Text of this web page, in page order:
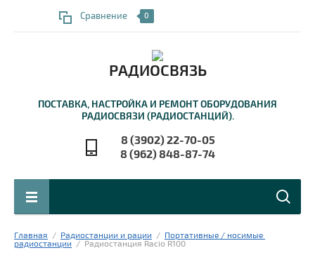
Сравнение 0
РАДИОСВЯЗЬ
ПОСТАВКА, НАСТРОЙКА И РЕМОНТ ОБОРУДОВАНИЯ
РАДИОСВЯЗИ (РАДИОСТАНЦИЙ).
8 (3902) 22-70-05
8 (962) 848-87-74
Главная
  /
Радиостанции и рации
  /
Портативные / носимые
радиостанции
  /  Радиостанция Racio R100